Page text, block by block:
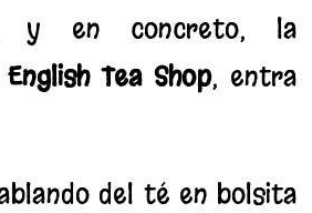
y en concreto, la
English Tea Shop, entra
del té en bolsita